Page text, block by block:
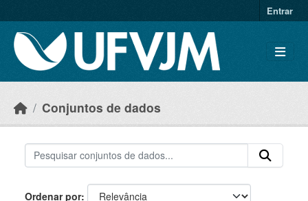
Entrar
Conjuntos de dados
Ordenar por